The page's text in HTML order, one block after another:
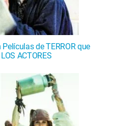
de TERROR que
ACTORES